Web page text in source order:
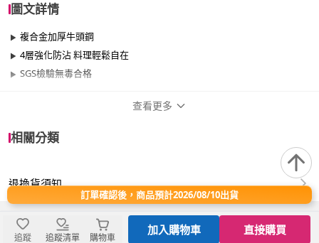
圖文詳情
複合金加厚牛頭鋼
4層強化防沾 料理輕鬆自在
SGS檢驗無毒合格
尺寸 26cm~29cm
材質 304不鏽鋼
查看更多
相關分類
退換貨須知
訂單確認後，商品預計2026/08/10出貨
追蹤 追蹤清單 購物車
加入購物車 直接購買